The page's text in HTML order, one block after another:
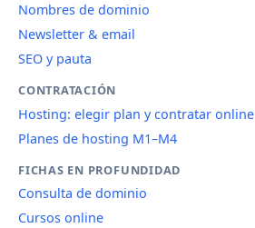
Nombres de dominio
Newsletter & email
SEO y pauta
CONTRATACIÓN
Hosting: elegir plan y contratar online
Planes de hosting M1–M4
FICHAS EN PROFUNDIDAD
Consulta de dominio
Cursos online